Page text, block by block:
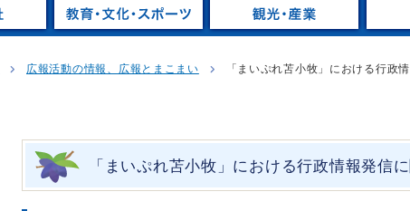
広報活動の情報、広報とまこまい
「まいぷれ苫小牧」における行政
「まいぷれ苫小牧」における行政情報発信